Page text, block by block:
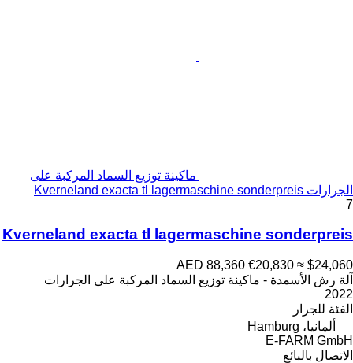
ماكينة توزيع السماد المركبة على
الجرارات Kverneland exacta tl lagermaschine sonderpreis
7
Kverneland exacta tl lagermaschine sonderpreis
AED 88,360 €20,830 ≈ $24,060
آلة رش الأسمدة - ماكينة توزيع السماد المركبة على الجرارات
2022
الفئة للجرار
ألمانيا، Hamburg
E-FARM GmbH
الاتصال بالبائع